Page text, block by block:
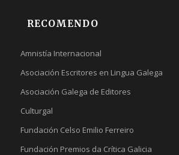
RECOMENDO
Amnistía Internacional
Asociación Escritores en Lingua Galega
Asociación Galega de Editores
Culturgal
Fundación Celso Emilio Ferreiro
Fundación Premios da Crítica Galicia